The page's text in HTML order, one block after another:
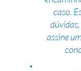
caso.
assine